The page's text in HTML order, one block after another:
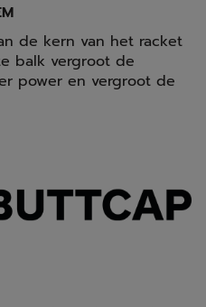
de kern van het racket
balk vergroot de
power en vergroot de